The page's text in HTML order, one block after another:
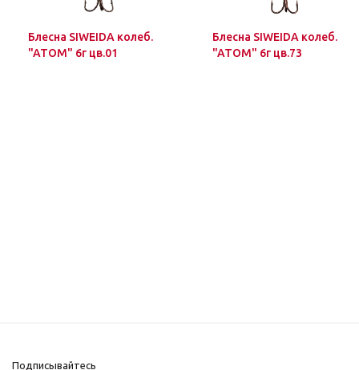
Блесна SIWEIDA колеб.
"ATOM" 6г цв.01
Блесна SIWEIDA колеб.
"ATOM" 6г цв.73
Подписывайтесь